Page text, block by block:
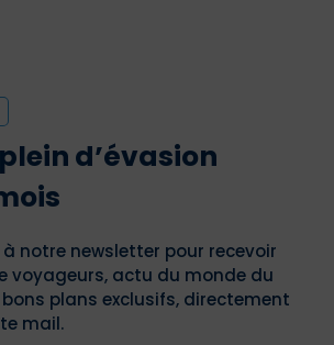
d’évasion
notre newsletter pour recevoir
voyageurs, actu du monde du
plans exclusifs, directement
mail.